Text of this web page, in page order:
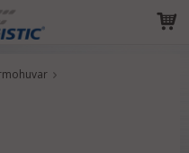
i varukorgen